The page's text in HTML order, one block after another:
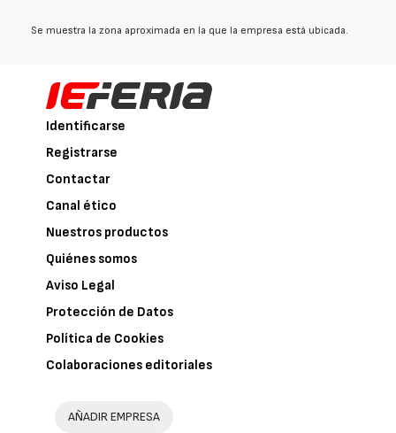
Se muestra la zona aproximada en la que la empresa está ubicada.
Identificarse
Registrarse
Contactar
Canal ético
Nuestros productos
Quiénes somos
Aviso Legal
Protección de Datos
Política de Cookies
Colaboraciones editoriales
AÑADIR EMPRESA